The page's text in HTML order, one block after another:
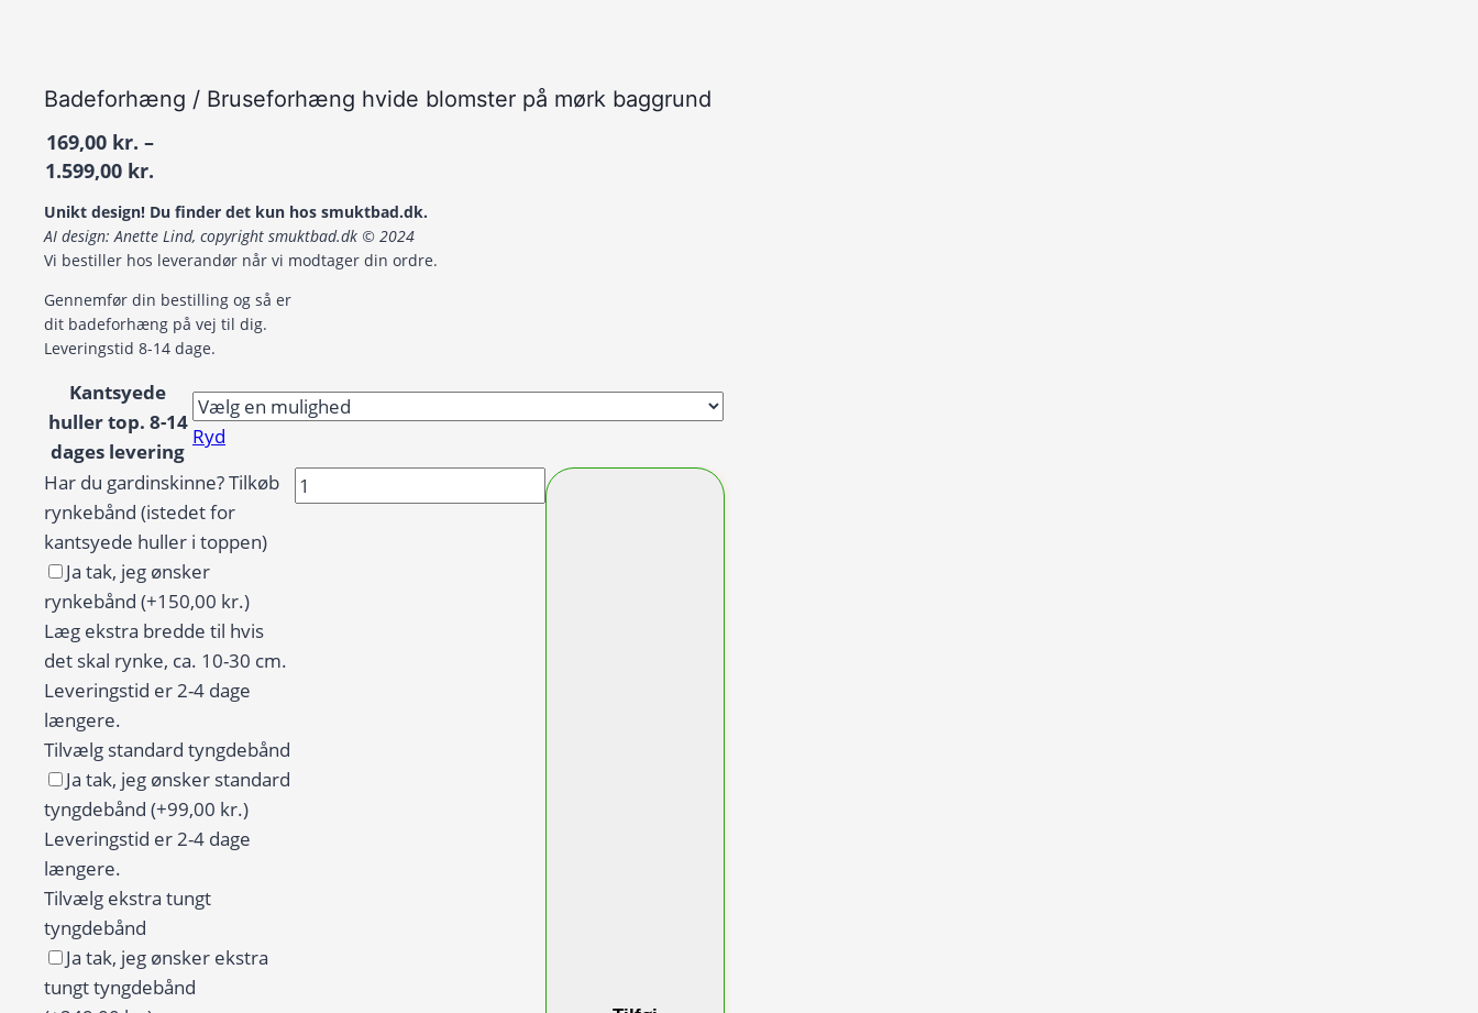
Badeforhæng / Bruseforhæng hvide blomster på mørk baggrund
169,00 kr. –
1.599,00 kr.
til
1.599,00 kr.
Unikt design! Du finder det kun hos smuktbad.dk.
AI design: Anette Lind, copyright smuktbad.dk © 2024
Vi bestiller hos leverandør når vi modtager din ordre.
Gennemfør din bestilling og så er
dit badeforhæng på vej til dig.
Leveringstid 8-14 dage.
Kantsyede
huller top. 8-14
dages levering
Ryd
Har du gardinskinne? Tilkøb
rynkebånd (istedet for
kantsyede huller i toppen)
Ja tak, jeg ønsker
rynkebånd (+150,00 kr.)
Læg ekstra bredde til hvis
det skal rynke, ca. 10-30 cm.
Leveringstid er 2-4 dage
længere.
Tilvælg standard tyngdebånd
Ja tak, jeg ønsker standard
tyngdebånd (+99,00 kr.)
Leveringstid er 2-4 dage
længere.
Tilvælg ekstra tungt
tyngdebånd
Ja tak, jeg ønsker ekstra
tungt tyngdebånd
Badeforhæng
/